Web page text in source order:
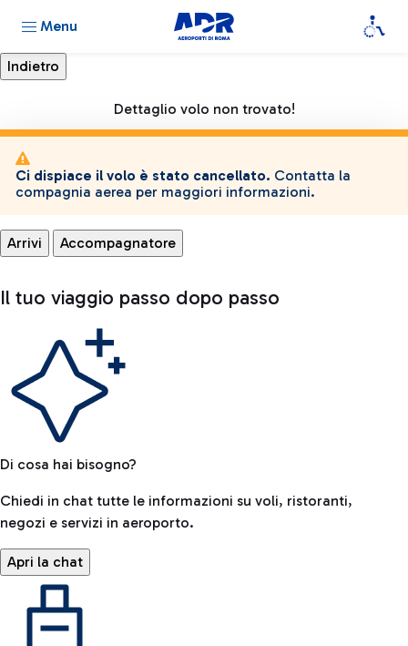
Menu
Dettaglio volo non trovato!
Ci dispiace il volo è stato cancellato. Contatta la
compagnia aerea per maggiori informazioni.
Arrivi Accompagnatore
Il tuo viaggio passo dopo passo
Di cosa hai bisogno?
Chiedi in chat tutte le informazioni su voli, ristoranti,
negozi e servizi in aeroporto.
Apri la chat